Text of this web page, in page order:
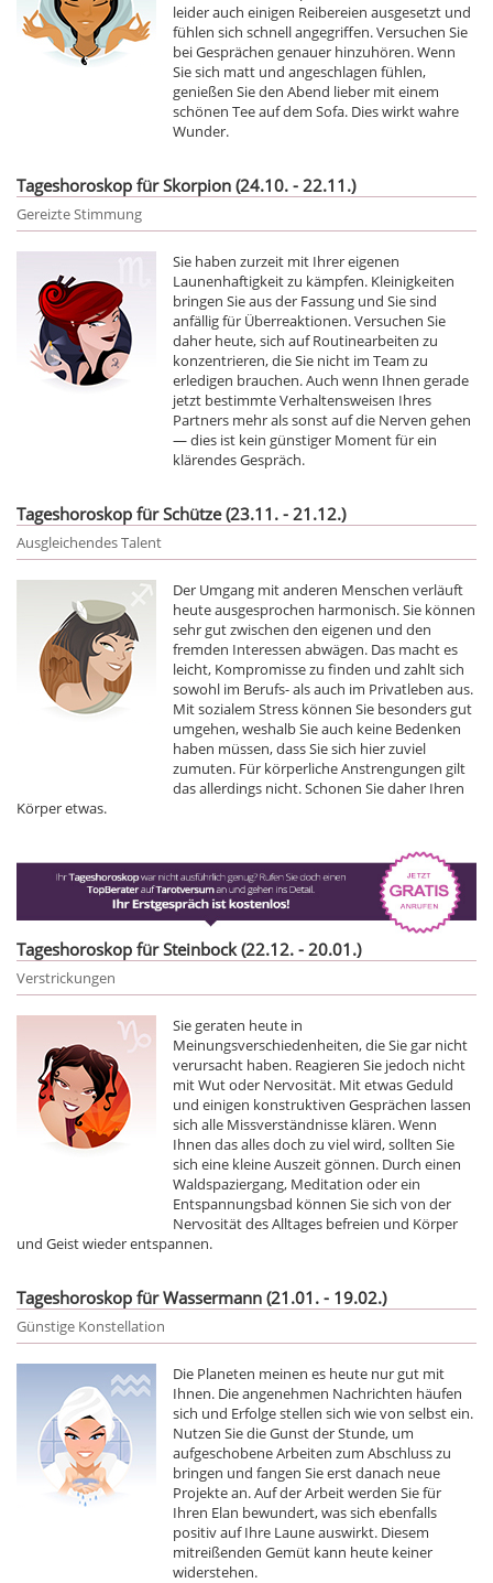
leider auch einigen Reibereien ausgesetzt und
fühlen sich schnell angegriffen. Versuchen Sie
bei Gesprächen genauer hinzuhören. Wenn
Sie sich matt und angeschlagen fühlen,
genießen Sie den Abend lieber mit einem
schönen Tee auf dem Sofa. Dies wirkt wahre
Wunder.
Tageshoroskop für Skorpion (24.10. - 22.11.)
Gereizte Stimmung
Sie haben zurzeit mit Ihrer eigenen
Launenhaftigkeit zu kämpfen. Kleinigkeiten
bringen Sie aus der Fassung und Sie sind
anfällig für Überreaktionen. Versuchen Sie
daher heute, sich auf Routinearbeiten zu
konzentrieren, die Sie nicht im Team zu
erledigen brauchen. Auch wenn Ihnen gerade
jetzt bestimmte Verhaltensweisen Ihres
Partners mehr als sonst auf die Nerven gehen
— dies ist kein günstiger Moment für ein
klärendes Gespräch.
Tageshoroskop für Schütze (23.11. - 21.12.)
Ausgleichendes Talent
Der Umgang mit anderen Menschen verläuft
heute ausgesprochen harmonisch. Sie können
sehr gut zwischen den eigenen und den
fremden Interessen abwägen. Das macht es
leicht, Kompromisse zu finden und zahlt sich
sowohl im Berufs- als auch im Privatleben aus.
Mit sozialem Stress können Sie besonders gut
umgehen, weshalb Sie auch keine Bedenken
haben müssen, dass Sie sich hier zuviel
zumuten. Für körperliche Anstrengungen gilt
das allerdings nicht. Schonen Sie daher Ihren
Körper etwas.
Tageshoroskop für Steinbock (22.12. - 20.01.)
Verstrickungen
Sie geraten heute in
Meinungsverschiedenheiten, die Sie gar nicht
verursacht haben. Reagieren Sie jedoch nicht
mit Wut oder Nervosität. Mit etwas Geduld
und einigen konstruktiven Gesprächen lassen
sich alle Missverständnisse klären. Wenn
Ihnen das alles doch zu viel wird, sollten Sie
sich eine kleine Auszeit gönnen. Durch einen
Waldspaziergang, Meditation oder ein
Entspannungsbad können Sie sich von der
Nervosität des Alltages befreien und Körper
und Geist wieder entspannen.
Tageshoroskop für Wassermann (21.01. - 19.02.)
Günstige Konstellation
Die Planeten meinen es heute nur gut mit
Ihnen. Die angenehmen Nachrichten häufen
sich und Erfolge stellen sich wie von selbst ein.
Nutzen Sie die Gunst der Stunde, um
aufgeschobene Arbeiten zum Abschluss zu
bringen und fangen Sie erst danach neue
Projekte an. Auf der Arbeit werden Sie für
Ihren Elan bewundert, was sich ebenfalls
positiv auf Ihre Laune auswirkt. Diesem
mitreißenden Gemüt kann heute keiner
widerstehen.